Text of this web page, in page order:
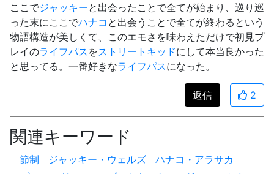
ここでジャッキーと出会ったことで全てが始まり、巡り巡
った末にここでハナコ と出会うことで全てが終わるという
物語構造が美しくて、このエモさを味わえただけで初見プ
レイのライフパス をストリートキッドにして本当良かった
と思ってる。一番好きなライフパスになった。
返信 2
関連キーワード
節制 ジャッキー・ウェルズ
ハナコ・アラサカ